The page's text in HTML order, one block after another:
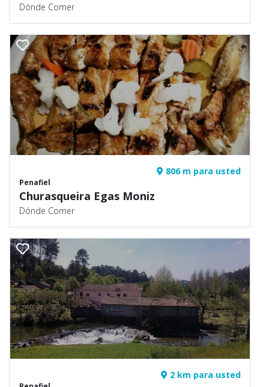
Dónde Comer
806 m para usted
Penafiel
Churasqueira Egas Moniz
Dónde Comer
2 km para usted